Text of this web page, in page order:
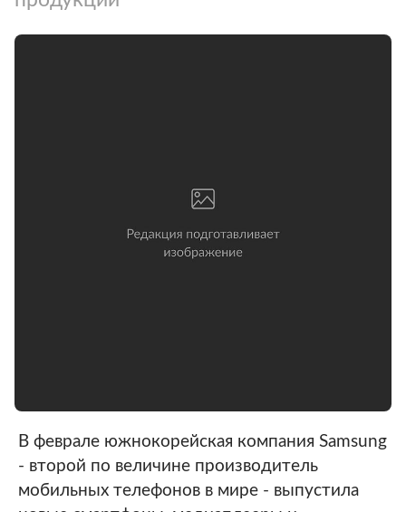
В феврале южнокорейская компания Samsung
- второй по величине производитель
мобильных телефонов в мире - выпустила